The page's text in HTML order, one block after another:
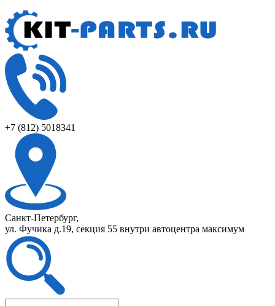
+7 (812) 5018341
Санкт-Петербург,
ул. Фучика д.19, секция 55 внутри автоцентра максимум